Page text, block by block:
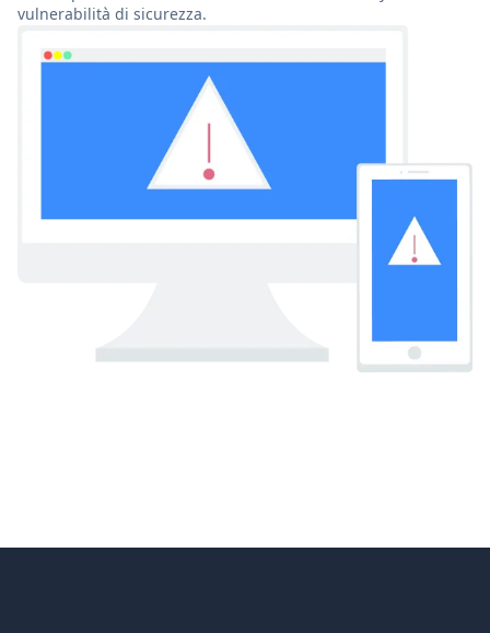
vulnerabilità di sicurezza.